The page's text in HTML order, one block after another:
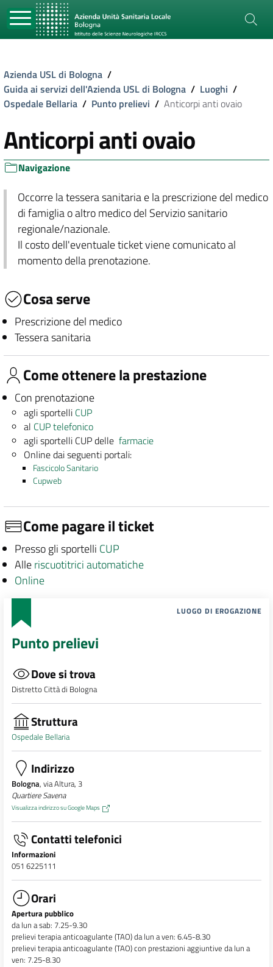
Azienda USL di Bologna /
Guida ai servizi dell'Azienda USL di Bologna / Luoghi /
Ospedale Bellaria / Punto prelievi / Anticorpi anti ovaio
Anticorpi anti ovaio
Navigazione
Occorre la tessera sanitaria e la prescrizione del medico
di famiglia o altro medico del Servizio sanitario
regionale/nazionale.
Il costo dell'eventuale ticket viene comunicato al
momento della prenotazione.
Cosa serve
Prescrizione del medico
Tessera sanitaria
Come ottenere la prestazione
Con prenotazione
agli sportelli CUP
al CUP telefonico
agli sportelli CUP dellefarmacie
Online dai seguenti portali:
Fascicolo Sanitario
Cupweb
Come pagare il ticket
Presso gli sportelli CUP
Alleriscuotitrici automatiche
Online
LUOGO DI EROGAZIONE
Punto prelievi
Dove si trova
Distretto Città di Bologna
Struttura
Ospedale Bellaria
Indirizzo
Bologna, via Altura, 3
Quartiere Savena
Visualizza indirizzo su Google Maps
Contatti telefonici
Informazioni
051 6225111
Orari
Apertura pubblico
da lun a sab: 7.25-9.30
prelievi terapia anticoagulante (TAO) da lun a ven: 6.45-8.30
prelievi terapia anticoagulante (TAO) con prestazioni aggiuntive da lun a
ven: 7.25-8.30